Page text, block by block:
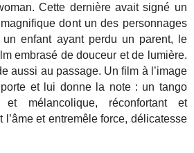
Cette dernière avait signé un
dont un des personnages
enfant ayant perdu un parent, le
embrasé de douceur et de lumière.
aussi au passage. Un film à l’image
et lui donne la note : un tango
et mélancolique, réconfortant et
l’âme et entremêle force, délicatesse